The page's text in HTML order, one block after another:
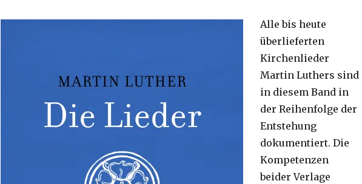
Alle bis heute
überlieferten
Kirchenlieder
Martin Luthers sind
in diesem Band in
der Reihenfolge der
Entstehung
dokumentiert. Die
Kompetenzen
beider Verlage